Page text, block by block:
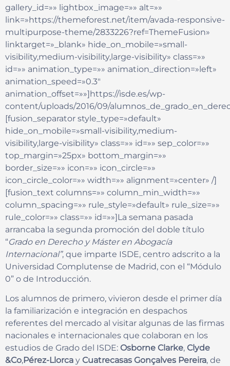
gallery_id=»» lightbox_image=»» alt=»»
link=»https://themeforest.net/item/avada-responsive-
multipurpose-theme/2833226?ref=ThemeFusion»
linktarget=»_blank» hide_on_mobile=»small-
visibility,medium-visibility,large-visibility» class=»»
id=»» animation_type=»» animation_direction=»left»
animation_speed=»0.3″
animation_offset=»»]https://isde.es/wp-
content/uploads/2016/09/
[fusion_separator style_type=»default»
hide_on_mobile=»small-visibility,medium-
visibility,large-visibility» class=»» id=»» sep_color=»»
top_margin=»25px» bottom_margin=»»
border_size=»» icon=»» icon_circle=»»
icon_circle_color=»» width=»» alignment=»center» /]
[fusion_text columns=»» column_min_width=»»
column_spacing=»» rule_style=»default» rule_size=»»
rule_color=»» class=»» id=»»]La semana pasada
arrancaba la segunda promoción del doble título
“Grado en Derecho y Máster en Abogacía
Internacional”, que imparte ISDE, centro adscrito a la
Universidad Complutense de Madrid, con el “Módulo
0” o de Introducción.
Los alumnos de primero, vivieron desde el primer día
la familiarización e integración en despachos
referentes del mercado al visitar algunas de las firmas
nacionales e internacionales que colaboran en los
estudios de Grado del ISDE: Osborne Clarke, Clyde
&Co,Pérez-Llorca y Cuatrecasas Gonçalves Pereira, de